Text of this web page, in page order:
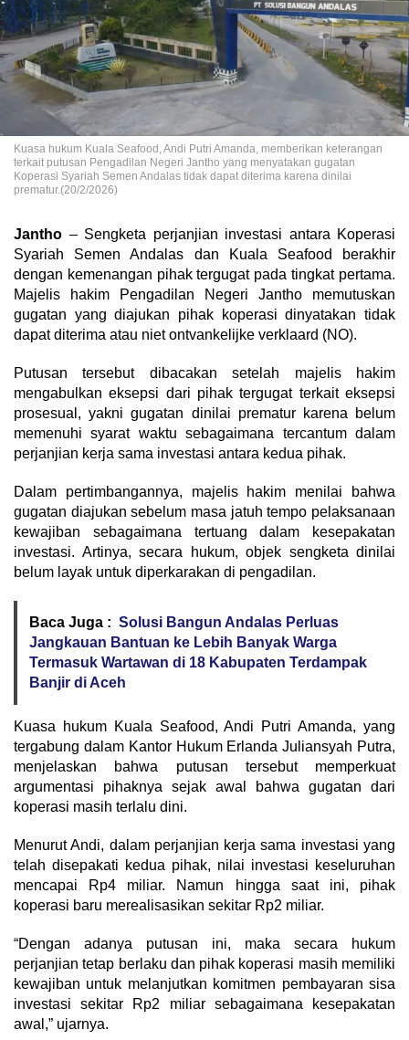
Kuasa hukum Kuala Seafood, Andi Putri Amanda, memberikan keterangan
terkait putusan Pengadilan Negeri Jantho yang menyatakan gugatan
Koperasi Syariah Semen Andalas tidak dapat diterima karena dinilai
prematur.(20/2/2026)
Jantho – Sengketa perjanjian investasi antara Koperasi
Syariah Semen Andalas dan Kuala Seafood berakhir
dengan kemenangan pihak tergugat pada tingkat pertama.
Majelis hakim Pengadilan Negeri Jantho memutuskan
gugatan yang diajukan pihak koperasi dinyatakan tidak
dapat diterima atau niet ontvankelijke verklaard (NO).
Putusan tersebut dibacakan setelah majelis hakim
mengabulkan eksepsi dari pihak tergugat terkait eksepsi
prosesual, yakni gugatan dinilai prematur karena belum
memenuhi syarat waktu sebagaimana tercantum dalam
perjanjian kerja sama investasi antara kedua pihak.
Dalam pertimbangannya, majelis hakim menilai bahwa
gugatan diajukan sebelum masa jatuh tempo pelaksanaan
kewajiban sebagaimana tertuang dalam kesepakatan
investasi. Artinya, secara hukum, objek sengketa dinilai
belum layak untuk diperkarakan di pengadilan.
Baca Juga : Solusi Bangun Andalas Perluas
Jangkauan Bantuan ke Lebih Banyak Warga
Termasuk Wartawan di 18 Kabupaten Terdampak
Banjir di Aceh
Kuasa hukum Kuala Seafood, Andi Putri Amanda, yang
tergabung dalam Kantor Hukum Erlanda Juliansyah Putra,
menjelaskan bahwa putusan tersebut memperkuat
argumentasi pihaknya sejak awal bahwa gugatan dari
koperasi masih terlalu dini.
Menurut Andi, dalam perjanjian kerja sama investasi yang
telah disepakati kedua pihak, nilai investasi keseluruhan
mencapai Rp4 miliar. Namun hingga saat ini, pihak
koperasi baru merealisasikan sekitar Rp2 miliar.
“Dengan adanya putusan ini, maka secara hukum
perjanjian tetap berlaku dan pihak koperasi masih memiliki
kewajiban untuk melanjutkan komitmen pembayaran sisa
investasi sekitar Rp2 miliar sebagaimana kesepakatan
awal,” ujarnya.